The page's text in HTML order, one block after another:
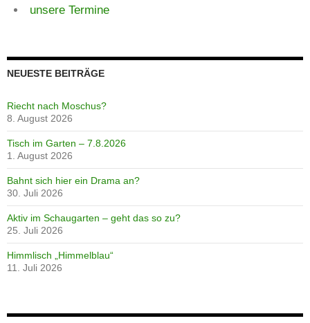
unsere Termine
NEUESTE BEITRÄGE
Riecht nach Moschus?
8. August 2026
Tisch im Garten – 7.8.2026
1. August 2026
Bahnt sich hier ein Drama an?
30. Juli 2026
Aktiv im Schaugarten – geht das so zu?
25. Juli 2026
Himmlisch „Himmelblau“
11. Juli 2026